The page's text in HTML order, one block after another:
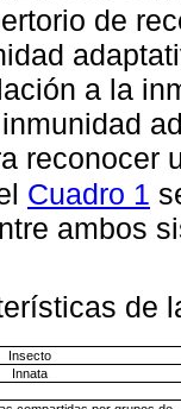
de
a la
reconocer
Cuadro 1
ambos
de
Insecto
Innata